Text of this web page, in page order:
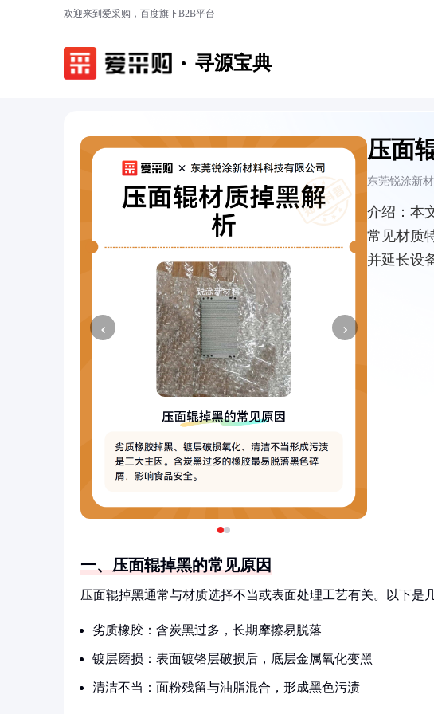
欢迎来到爱采购，百度旗下B2B平台
寻源宝典
‹ ›
压面
东莞锐涂新
介绍： 本
常见材质
并延长设
一、压面辊掉黑的常见原因
压面辊掉黑通常与材质选择不当或表面处理工艺有关。以下是
劣质橡胶：含炭黑过多，长期摩擦易脱落
镀层磨损：表面镀铬层破损后，底层金属氧化变黑
清洁不当：面粉残留与油脂混合，形成黑色污渍